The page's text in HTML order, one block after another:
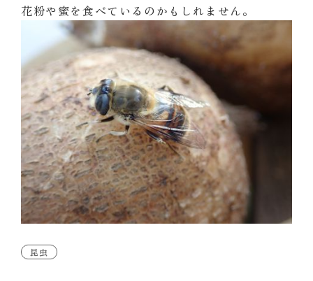
花粉や蜜を食べているのかもしれません。
昆虫